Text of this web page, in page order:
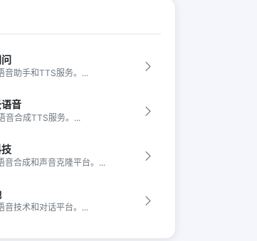
音助手和TTS服务。...
音
音合成TTS服务。...
音合成和声音克隆平台。...
音技术和对话平台。...